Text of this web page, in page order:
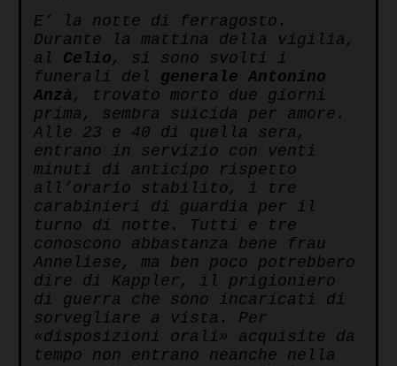
E’ la notte di ferragosto.
Durante la mattina della vigilia,
al Celio, si sono svolti i
funerali del generale Antonino
Anzà , trovato morto due giorni
prima, sembra suicida per amore.
Alle 23 e 40 di quella sera,
entrano in servizio con venti
minuti di anticipo rispetto
all’orario stabilito, i tre
carabinieri di guardia per il
turno di notte. Tutti e tre
conoscono abbastanza bene frau
Anneliese, ma ben poco potrebbero
dire di Kappler, il prigioniero
di guerra che sono incaricati di
sorvegliare a vista. Per
«disposizioni orali» acquisite da
tempo non entrano neanche nella